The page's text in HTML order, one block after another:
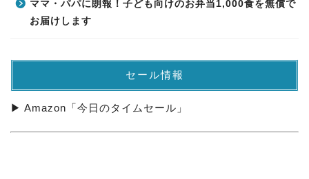
ママ・パパに朗報！子ども向けのお弁当1,000食を無償で
お届けします
セール情報
▶ Amazon「今日のタイムセール」